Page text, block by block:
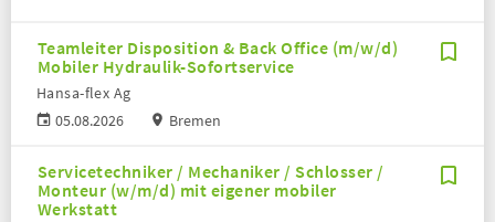
Teamleiter Disposition & Back Office (m/w/d)
Mobiler Hydraulik-Sofortservice
05.08.2026
Hansa-flex Ag
Bremen
Servicetechniker / Mechaniker / Schlosser /
Monteur (w/m/d) mit eigener mobiler
Werkstatt